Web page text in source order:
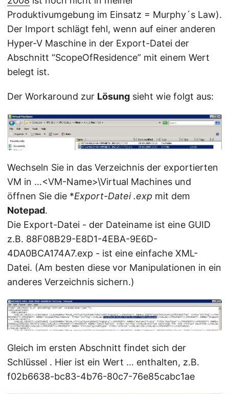
Produktivumgebung im Einsatz = Murphy´s Law).
Der Import schlägt fehl, wenn auf einer anderen
Hyper-V Maschine in der Export-Datei der
Abschnitt “ScopeOfResidence” mit einem Wert
belegt ist.
Der Workaround zur Lösung sieht wie folgt aus:
Wechseln Sie in das Verzeichnis der exportierten
VM in …<VM-Name>\Virtual Machines und
öffnen Sie die *Export-Datei.exp mit dem
Notepad.
Die Export-Datei - der Dateiname ist eine GUID
z.B. 88F08B29-E8D1-4EBA-9E6D-
4DA0BCA174A7.exp - ist eine einfache XML-
Datei. (Am besten diese vor Manipulationen in ein
anderes Verzeichnis sichern.)
Gleich im ersten Abschnitt findet sich der
Schlüssel . Hier ist ein Wert … enthalten, z.B.
f02b6638-bc83-4b76-80c7-76e85cabc1ae